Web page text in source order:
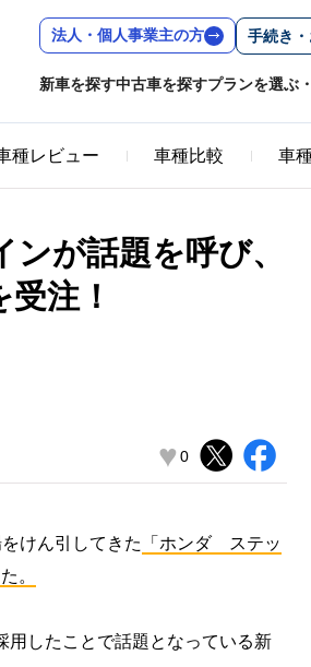
法人・個人事業主の方 手続き
新車を探す中古車を探すプランを選ぶ
種レビュー 車種比較 車
が話題を呼び、
注！
♥ 0
けん引してきた
「ホンダ ステッ
。
用したことで話題となっている新